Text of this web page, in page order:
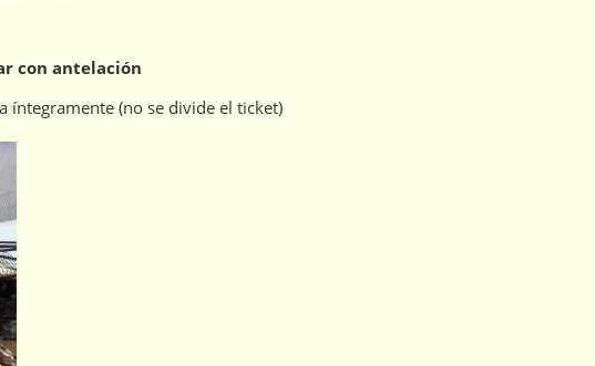
con antelación
íntegramente (no se divide el ticket)